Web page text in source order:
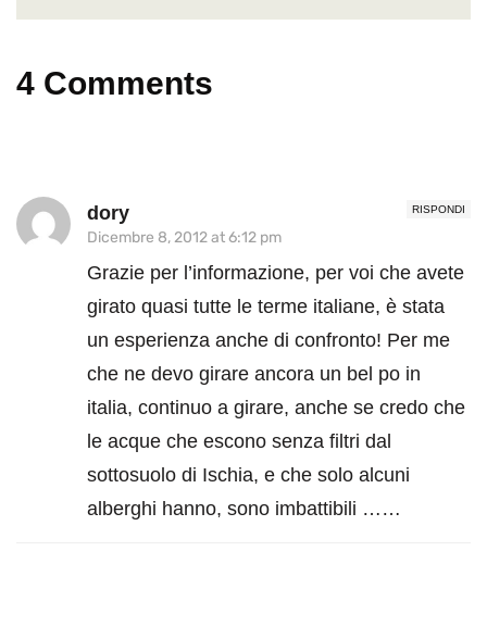
4 Comments
RISPONDI
dory
Dicembre 8, 2012 at 6:12 pm
Grazie per l’informazione, per voi che avete
girato quasi tutte le terme italiane, è stata
un esperienza anche di confronto! Per me
che ne devo girare ancora un bel po in
italia, continuo a girare, anche se credo che
le acque che escono senza filtri dal
sottosuolo di Ischia, e che solo alcuni
alberghi hanno, sono imbattibili ……